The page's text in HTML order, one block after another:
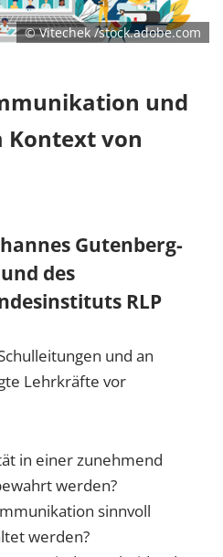
© Vitechek /stock.adobe.com
und
Kontext von
Gutenberg-
des
RLP
und an
Lehrkräfte vor
in einer zunehmend
werden?
sinnvoll
werden?